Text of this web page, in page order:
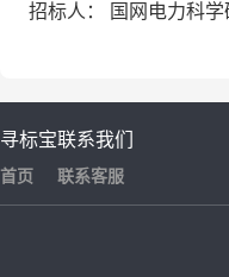
招标人： 国网电力科
寻标宝
首页
联系我们
联系客服